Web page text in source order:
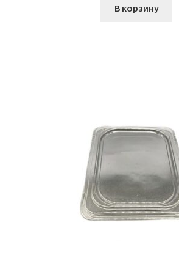
В корзину